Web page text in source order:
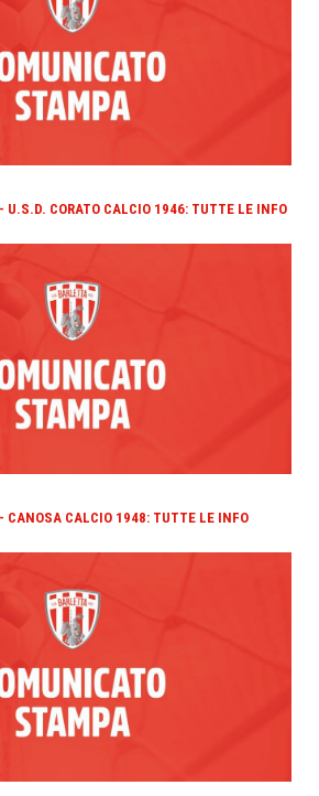
CORATO CALCIO 1946: TUTTE LE INFO
CANOSA CALCIO 1948: TUTTE LE INFO